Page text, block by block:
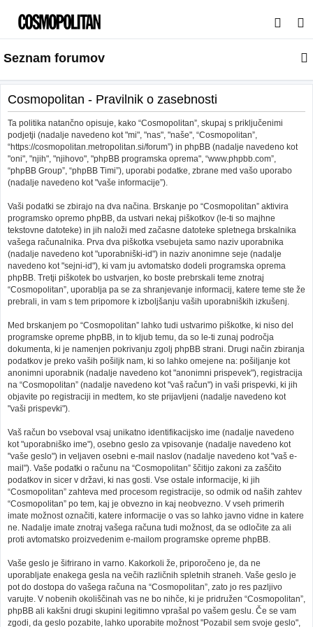
s
a
j
Seznam forumov
Cosmopolitan - Pravilnik o zasebnosti
Ta politika natančno opisuje, kako “Cosmopolitan”, skupaj s priključenimi
podjetji (nadalje navedeno kot "mi", "nas", "naše", “Cosmopolitan”,
“https://cosmopolitan.metropolitan.si/forum”) in phpBB (nadalje navedeno kot
"oni", "njih", "njihovo", "phpBB programska oprema", “www.phpbb.com”,
“phpBB Group”, “phpBB Timi”), uporabi podatke, zbrane med vašo uporabo
(nadalje navedeno kot "vaše informacije”).
Vaši podatki se zbirajo na dva načina. Brskanje po “Cosmopolitan” aktivira
programsko opremo phpBB, da ustvari nekaj piškotkov (le-ti so majhne
tekstovne datoteke) in jih naloži med začasne datoteke spletnega brskalnika
vašega računalnika. Prva dva piškotka vsebujeta samo naziv uporabnika
(nadalje navedeno kot "uporabniški-id") in naziv anonimne seje (nadalje
navedeno kot "sejni-id"), ki vam ju avtomatsko dodeli programska oprema
phpBB. Tretji piškotek bo ustvarjen, ko boste prebrskali teme znotraj
“Cosmopolitan”, uporablja pa se za shranjevanje informacij, katere teme ste že
prebrali, in vam s tem pripomore k izboljšanju vaših uporabniških izkušenj.
Med brskanjem po “Cosmopolitan” lahko tudi ustvarimo piškotke, ki niso del
programske opreme phpBB, in to kljub temu, da so le-ti zunaj področja
dokumenta, ki je namenjen pokrivanju zgolj phpBB strani. Drugi način zbiranja
podatkov je preko vaših pošiljk nam, ki so lahko omejene na: pošiljanje kot
anonimni uporabnik (nadalje navedeno kot "anonimni prispevek"), registracija
na “Cosmopolitan” (nadalje navedeno kot "vaš račun") in vaši prispevki, ki jih
objavite po registraciji in medtem, ko ste prijavljeni (nadalje navedeno kot
"vaši prispevki").
Vaš račun bo vseboval vsaj unikatno identifikacijsko ime (nadalje navedeno
kot "uporabniško ime"), osebno geslo za vpisovanje (nadalje navedeno kot
"vaše geslo") in veljaven osebni e-mail naslov (nadalje navedeno kot "vaš e-
mail"). Vaše podatki o računu na “Cosmopolitan” ščitijo zakoni za zaščito
podatkov in sicer v državi, ki nas gosti. Vse ostale informacije, ki jih
“Cosmopolitan” zahteva med procesom registracije, so odmik od naših zahtev
“Cosmopolitan” po tem, kaj je obvezno in kaj neobvezno. V vseh primerih
imate možnost označiti, katere informacije o vas so lahko javno vidne in katere
ne. Nadalje imate znotraj vašega računa tudi možnost, da se odločite za ali
proti avtomatsko proizvedenim e-mailom programske opreme phpBB.
Vaše geslo je šifrirano in varno. Kakorkoli že, priporočeno je, da ne
uporabljate enakega gesla na večih različnih spletnih straneh. Vaše geslo je
pot do dostopa do vašega računa na “Cosmopolitan”, zato jo res pazljivo
varujte. V nobenih okoliščinah vas ne bo nihče, ki je pridružen “Cosmopolitan”,
phpBB ali kakšni drugi skupini legitimno vprašal po vašem geslu. Če se vam
zgodi, da geslo pozabite, lahko uporabite možnost "Pozabil sem svoje geslo",